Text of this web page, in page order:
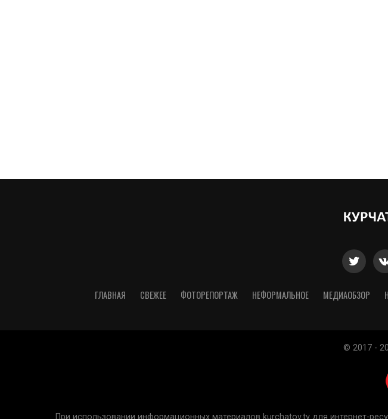
ГЛАВНАЯ СВЕЖЕЕ ФОТОРЕПОРТАЖ НЕФОРМАЛЬНОЕ МЕДИАОБЗОР
© 2017 -
При использовании информационных материалов kurchatov.tv для интернет-